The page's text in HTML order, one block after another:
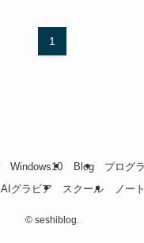
1
Windows10 Blog プログ
AIグラビア スクール ノー
© seshiblog.